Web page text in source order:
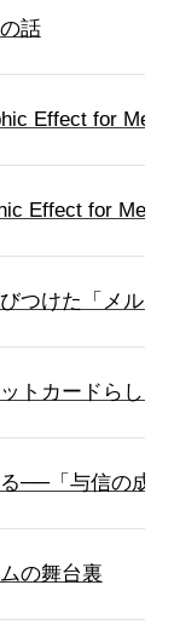
話
Effect for
Effect for
つけた「メル
トカードらし
──「与信の成
の舞台裏